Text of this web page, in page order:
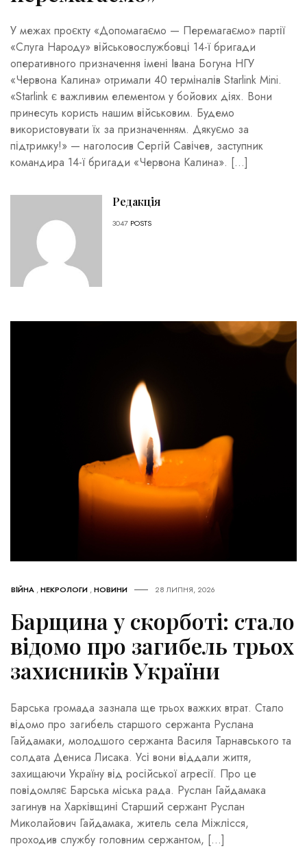
У межах проєкту «Допомагаємо — Перемагаємо» партії
«Слуга Народу» військовослужбовці 14-ї бригади
оперативного призначення імені Івана Богуна НГУ
«Червона Калина» отримали 40 терміналів Starlink Mini.
«Starlink є важливим елементом у бойових діях. Вони
принесуть користь нашим військовим. Будемо
використовувати їх за призначенням. Дякуємо за
підтримку!» — наголосив Сергій Савічев, заступник
командира 14-ї бригади «Червона Калина». […]
Редакція
3047 POSTS
ВІЙНА ,НЕКРОЛОГИ ,НОВИНИ 28 ЛИПНЯ, 2026
Барщина у скорботі: стало
відомо про загибель трьох
захисників України
Барська громада зазнала ще трьох важких втрат. Стало
відомо про загибель старшого сержанта Руслана
Гайдамаки, молодшого сержанта Василя Тарнавського та
солдата Дениса Лисака. Усі вони віддали життя,
захищаючи Україну від російської агресії. Про це
повідомляє Барська міська рада. Руслан Гайдамака
загинув на Харківщині Старший сержант Руслан
Миколайович Гайдамака, житель села Міжлісся,
проходив службу головним сержантом, […]